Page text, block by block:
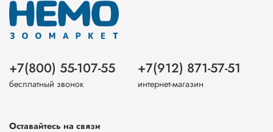
+7(800) 55-107-55
бесплатный звонок
+7(912) 871-57-51
интернет-магазин
Оставайтесь на связи